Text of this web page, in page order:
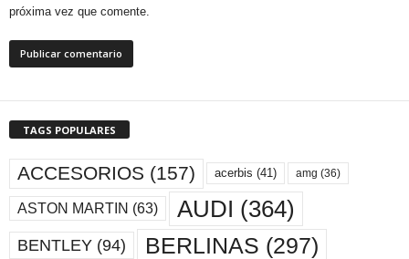
próxima vez que comente.
TAGS POPULARES
ACCESORIOS (157) acerbis (41) amg (36)
ASTON MARTIN (63) AUDI (364)
BENTLEY (94) BERLINAS (297)